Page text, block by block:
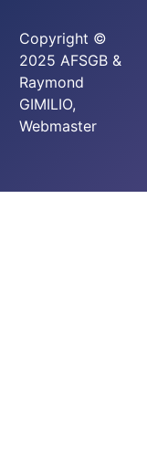
Copyright ©
2025 AFSGB &
Raymond
GIMILIO,
Webmaster